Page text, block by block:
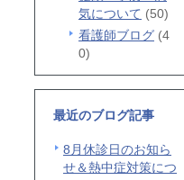
気について (50)
看護師ブログ (4
0)
最近のブログ記事
8月休診日のお知ら
せ＆熱中症対策につ